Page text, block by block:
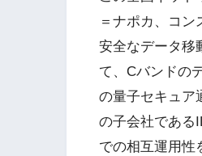
＝ナポカ、コ
安全なデータ移
て、Cバンドの
の量子セキュア
の子会社である
での相互運用性